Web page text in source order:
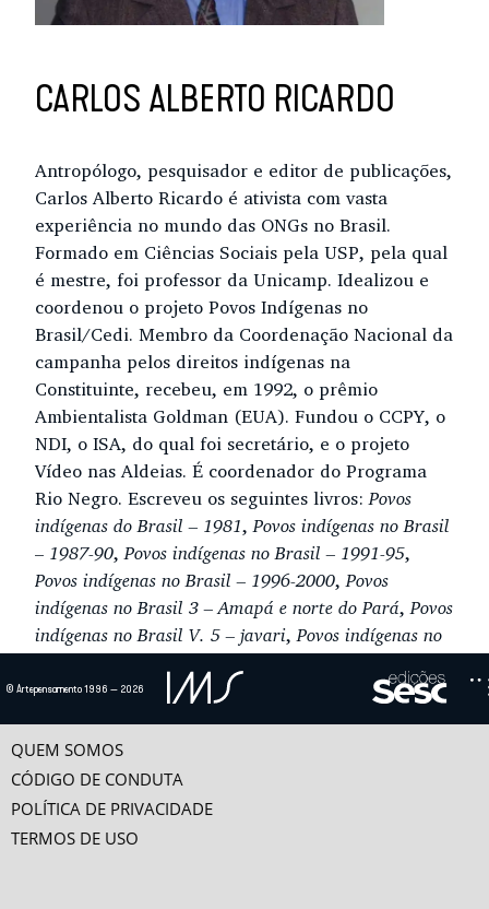
Ensaio(s) e vídeo(s)
A DEMARCAÇÃO DAS TERRAS E O FUTURO DOS ÍNDIOS NO BRASIL
Os direitos indígenas às terras estão inscritos nas leis desde a legislação
CARLOS ALBERTO RICARDO
Antropólogo, pesquisador e editor de publicações,
Carlos Alberto Ricardo é ativista com vasta
experiência no mundo das ONGs no Brasil.
Formado em Ciências Sociais pela USP, pela qual
é mestre, foi professor da Unicamp. Idealizou e
coordenou o projeto Povos Indígenas no
Brasil/Cedi. Membro da Coordenação Nacional da
campanha pelos direitos indígenas na
Constituinte, recebeu, em 1992, o prêmio
Ambientalista Goldman (EUA). Fundou o CCPY, o
NDI, o ISA, do qual foi secretário, e o projeto
Vídeo nas Aldeias. É coordenador do Programa
Rio Negro. Escreveu os seguintes livros:Povos
indígenas do Brasil – 1981,Povos indígenas no Brasil
– 1987-90,Povos indígenas no Brasil – 1991-95,
Povos indígenas no Brasil – 1996-2000,Povos
indígenas no Brasil 3 – Amapá e norte do Pará,Povos
indígenas no Brasil V. 5 – javari,Povos indígenas no
© Artepensamento 1996 — 2026
QUEM SOMOS
CÓDIGO DE CONDUTA
POLÍTICA DE PRIVACIDADE
TERMOS DE USO